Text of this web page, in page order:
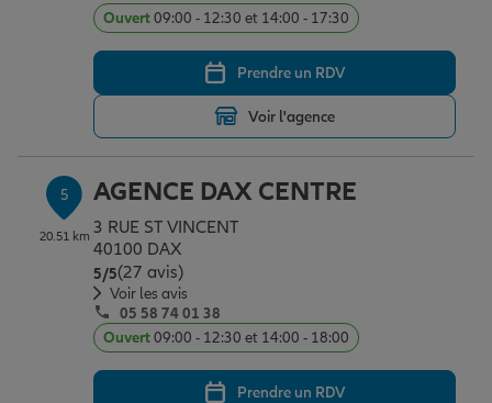
Ouvert09:00 - 12:30 et 14:00 - 17:30
Prendre un RDV
Voir l'agence
5
20.51 km
AGENCE DAX CENTRE
3 RUE ST VINCENT
40100 DAX
5/5Note de 5 sur 5
(27 avis)
Voir les avis
05 58 74 01 38
Ouvert09:00 - 12:30 et 14:00 - 18:00
Prendre un RDV